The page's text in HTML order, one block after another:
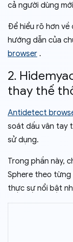
cả người dùng
Để hiểu rõ hơn
hướng dẫn của
browser .
2.
thay thế
Antidetect
soát dấu vân tay
sử dụng.
Trong phần này,
Sphere theo từng
thực sự nổi bật